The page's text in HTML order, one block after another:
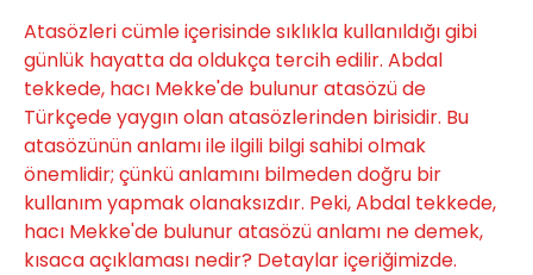
Atasözleri cümle içerisinde sıklıkla kullanıldığı gibi
günlük hayatta da oldukça tercih edilir. Abdal
tekkede, hacı Mekke'de bulunur atasözü de
Türkçede yaygın olan atasözlerinden birisidir. Bu
atasözünün anlamı ile ilgili bilgi sahibi olmak
önemlidir; çünkü anlamını bilmeden doğru bir
kullanım yapmak olanaksızdır. Peki, Abdal tekkede,
hacı Mekke'de bulunur atasözü anlamı ne demek,
kısaca açıklaması nedir? Detaylar içeriğimizde.